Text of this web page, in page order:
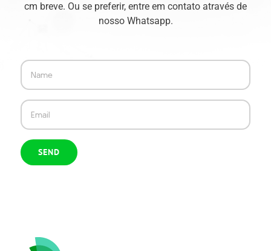
cm breve. Ou se preferir, entre em contato através de
nosso Whatsapp.